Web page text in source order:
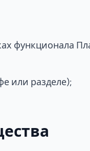
функционала
или разделе);